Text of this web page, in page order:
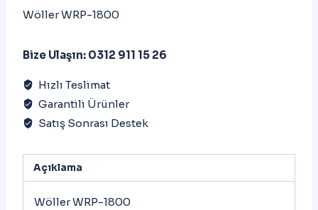
Wöller WRP-1800
Bize Ulaşın: 0312 911 15 26
Hızlı Teslimat
Garantili Ürünler
Satış Sonrası Destek
Açıklama
Wöller WRP-1800